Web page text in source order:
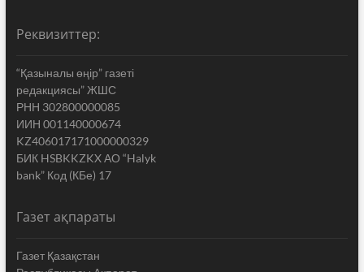
Реквизиттер:
“Қазыналы өңір” газеті
редакциясы” ЖШС
РНН 302800000085
ИИН 001140000674
KZ406017171000000329
БИК HSBKKZKX АО “Halyk
bank” Код (КБе) 17
Газет ақпараты
Газет Қазақстан